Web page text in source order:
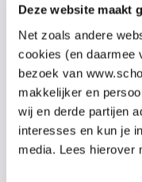
Deze website maakt
Net zoals andere
cookies (en daarmee
bezoek van
makkelijker en
wij en derde partijen
interesses en kun je
media. Lees hierover
BHV voor
Werken bij
Offerte
Direct boeken
Inloggen
Vragen
Laat je
contact op om
jouw organisatie.